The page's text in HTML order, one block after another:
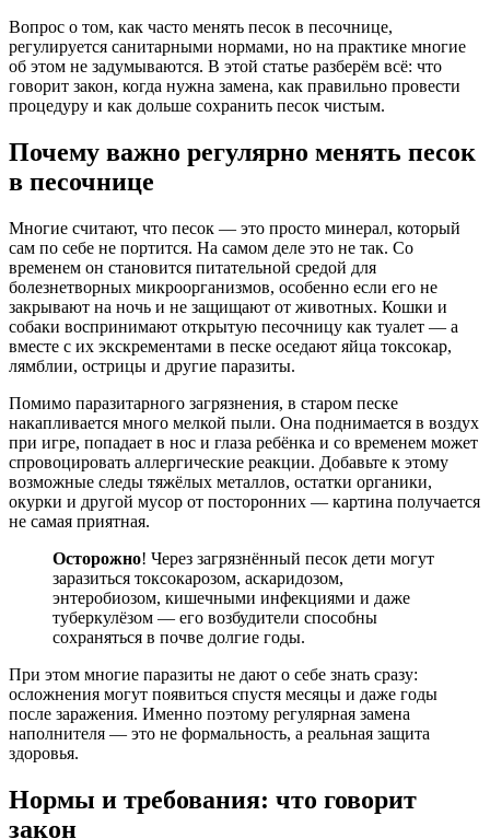
Вопрос о том, как часто менять песок в песочнице,
регулируется санитарными нормами, но на практике многие
об этом не задумываются. В этой статье разберём всё: что
говорит закон, когда нужна замена, как правильно провести
процедуру и как дольше сохранить песок чистым.
Почему важно регулярно менять песок
в песочнице
Многие считают, что песок — это просто минерал, который
сам по себе не портится. На самом деле это не так. Со
временем он становится питательной средой для
болезнетворных микроорганизмов, особенно если его не
закрывают на ночь и не защищают от животных. Кошки и
собаки воспринимают открытую песочницу как туалет — а
вместе с их экскрементами в песке оседают яйца токсокар,
лямблии, острицы и другие паразиты.
Помимо паразитарного загрязнения, в старом песке
накапливается много мелкой пыли. Она поднимается в воздух
при игре, попадает в нос и глаза ребёнка и со временем может
спровоцировать аллергические реакции. Добавьте к этому
возможные следы тяжёлых металлов, остатки органики,
окурки и другой мусор от посторонних — картина получается
не самая приятная.
Осторожно! Через загрязнённый песок дети могут
заразиться токсокарозом, аскаридозом,
энтеробиозом, кишечными инфекциями и даже
туберкулёзом — его возбудители способны
сохраняться в почве долгие годы.
При этом многие паразиты не дают о себе знать сразу:
осложнения могут появиться спустя месяцы и даже годы
после заражения. Именно поэтому регулярная замена
наполнителя — это не формальность, а реальная защита
здоровья.
Нормы и требования: что говорит
закон